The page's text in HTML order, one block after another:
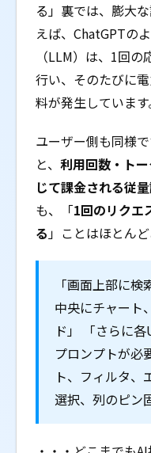
る」裏では、膨大
えば、ChatGPTの
（LLM）は、1回
行い、そのたびに
料が発生しています
ユーザー側も同様
と、 利用回数・ト
じて課金される従
も、「1回のリクエ
る」ことはほとんど
「画面上部に
中央にチャート
ド」 「さらに
プロンプトが必
ト、フィルタ、
選択、列のピン